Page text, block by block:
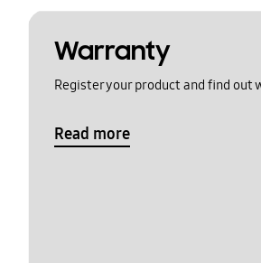
Warranty
Register your product and find out
Read more